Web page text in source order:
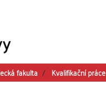
fakulta Kvalifikační práce